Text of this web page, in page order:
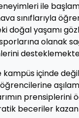
ile
sınıflarıyla
doğal yaşamı
olanak
kampüs içinde
prensiplerini
beceriler